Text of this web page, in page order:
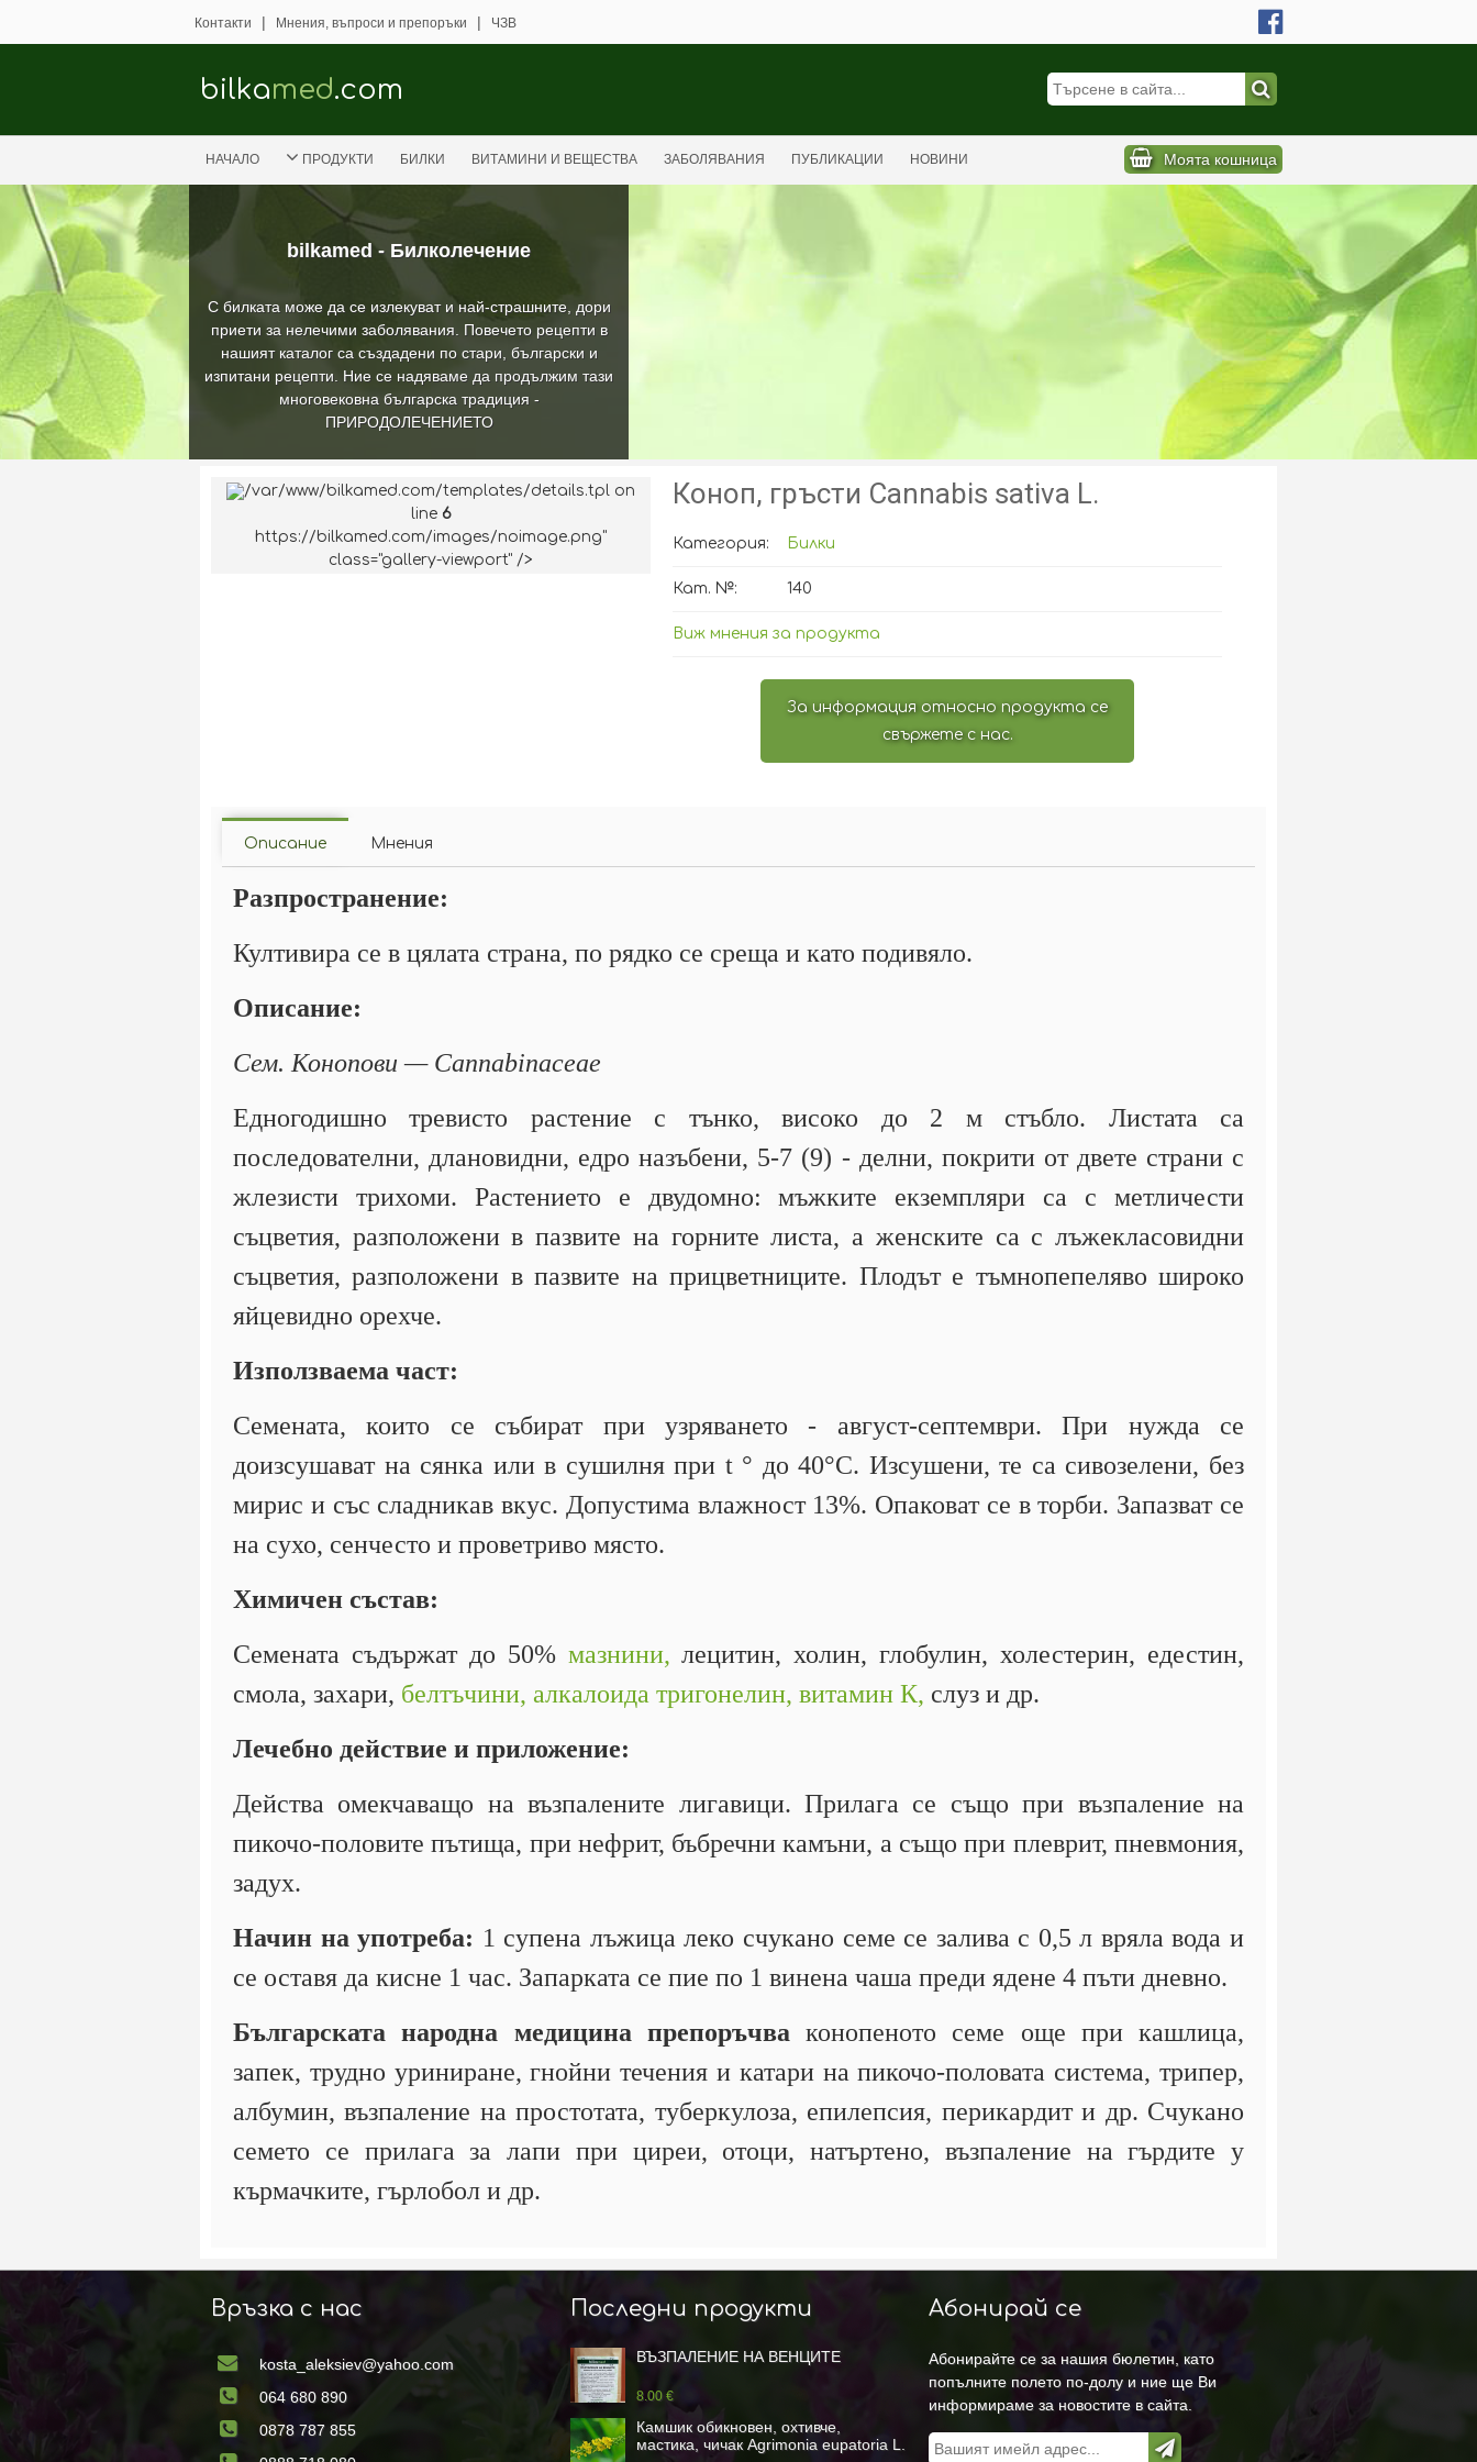
bilkamed - Билколечение
С билката може да се излекуват и най-страшните, дори
приети за нелечими заболявания. Повечето рецепти в
нашият каталог са създадени по стари, български и
изпитани рецепти. Ние се надяваме да продължим тази
многовековна българска традиция -
ПРИРОДОЛЕЧЕНИЕТО
Контакти | Мнения, въпроси и препоръки | ЧЗВ
bilkamed.com
НАЧАЛО ПРОДУКТИ БИЛКИ ВИТАМИНИ И ВЕЩЕСТВА ЗАБОЛЯВАНИЯ ПУБЛИКАЦИИ НОВИНИ Моята кошница
/var/www/bilkamed.com/templates/details.tpl on
line 6
https://bilkamed.com/images/noimage.png"
class="gallery-viewport" />
Коноп, гръсти Cannabis sativa L.
Категория: Билки
Кат. №: 140
Виж мнения за продукта
За информация относно продукта се
свържете с нас.
Описание Мнения
Разпространение:
Култивира се в цялата страна, по рядко се среща и като подивяло.
Описание:
Сем. Конопови — Cannabinaceae
Едногодишно тревисто растение с тънко, високо до 2 м стъбло. Листата са
последователни, длановидни, едро назъбени, 5-7 (9) - делни, покрити от двете страни с
жлезисти трихоми. Растението е двудомно: мъжките екземпляри са с метличести
съцветия, разположени в пазвите на горните листа, а женските са с лъжекласовидни
съцветия, разположени в пазвите на прицветниците. Плодът е тъмнопепеляво широко
яйцевидно орехче.
Използваема част:
Семената, които се събират при узряването - август-септември. При нужда се
доизсушават на сянка или в сушилня при t ° до 40°С. Изсушени, те са сивозелени, без
мирис и със сладникав вкус. Допустима влажност 13%. Опаковат се в торби. Запазват се
на сухо, сенчесто и проветриво място.
Химичен състав:
Семената съдържат до 50% мазнини, лецитин, холин, глобулин, холестерин, едестин,
смола, захари, белтъчини, алкалоида тригонелин, витамин К, слуз и др.
Лечебно действие и приложение:
Действа омекчаващо на възпалените лигавици. Прилага се също при възпаление на
пикочо-половите пътища, при нефрит, бъбречни камъни, а също при плеврит, пневмония,
задух.
Начин на употреба: 1 супена лъжица леко счукано семе се залива с 0,5 л вряла вода и
се оставя да кисне 1 час. Запарката се пие по 1 винена чаша преди ядене 4 пъти дневно.
Българската народна медицина препоръчва конопеното семе още при кашлица,
запек, трудно уриниране, гнойни течения и катари на пикочо-половата система, трипер,
албумин, възпаление на простотата, туберкулоза, епилепсия, перикардит и др. Счукано
семето се прилага за лапи при циреи, отоци, натъртено, възпаление на гърдите у
кърмачките, гърлобол и др.
Връзка с нас
kosta_aleksiev@yahoo.com
064 680 890
0878 787 855
Последни продукти
ВЪЗПАЛЕНИЕ НА ВЕНЦИТЕ
8.00 €
Камшик обикновен, охтивче,
мастика, чичак Agrimonia eupatoria L.
Абонирай се
Абонирайте се за нашия бюлетин, като
попълните полето по-долу и ние ще Ви
информираме за новостите в сайта.